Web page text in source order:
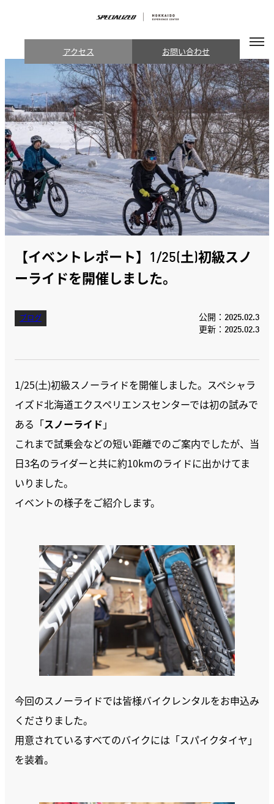
アクセス お問い合わせ
【イベントレポート】1/25(土)初級スノ
ーライドを開催しました。
ブログ
公開：2025.02.3
更新：2025.02.3
1/25(土)初級スノーライドを開催しました。スペシャラ
イズド北海道エクスペリエンスセンターでは初の試みで
ある「スノーライド 」
これまで試乗会などの短い距離でのご案内でしたが、当
日3名のライダーと共に約10kmのライドに出かけてま
いりました。
イベントの様子をご紹介します。
今回のスノーライドでは皆様バイクレンタルをお申込み
くださりました。
用意されているすべてのバイクには「スパイクタイヤ」
を装着。